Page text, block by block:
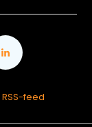
RSS-feed